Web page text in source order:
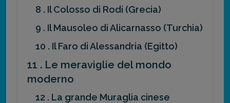
8 . Il Colosso di Rodi (Grecia)
9 . Il Mausoleo di Alicarnasso (Turchia)
10 . Il Faro di Alessandria (Egitto)
11 . Le meraviglie del mondo
moderno
12 . La grande Muraglia cinese